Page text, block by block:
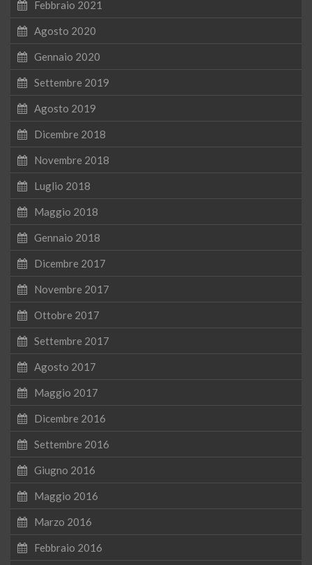
Febbraio 2021
Agosto 2020
Gennaio 2020
Settembre 2019
Agosto 2019
Dicembre 2018
Novembre 2018
Luglio 2018
Maggio 2018
Gennaio 2018
Dicembre 2017
Novembre 2017
Ottobre 2017
Settembre 2017
Agosto 2017
Maggio 2017
Dicembre 2016
Settembre 2016
Giugno 2016
Maggio 2016
Marzo 2016
Febbraio 2016